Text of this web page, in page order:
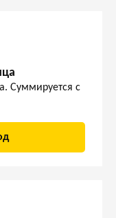
Суммируется с